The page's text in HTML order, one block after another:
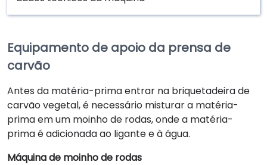
Equipamento de apoio da prensa de
carvão
Antes da matéria-prima entrar na briquetadeira de
carvão vegetal, é necessário misturar a matéria-
prima em um moinho de rodas, onde a matéria-
prima é adicionada ao ligante e à água.
Máquina de moinho de rodas